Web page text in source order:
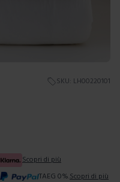
SKU: LH00220101
Scopri di più
TAEG 0%. Scopri di più